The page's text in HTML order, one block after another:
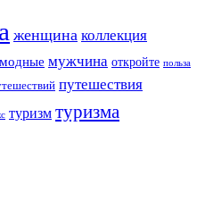
женщина коллекция
модные мужчина откройте польза
путешествия
туризм туризма